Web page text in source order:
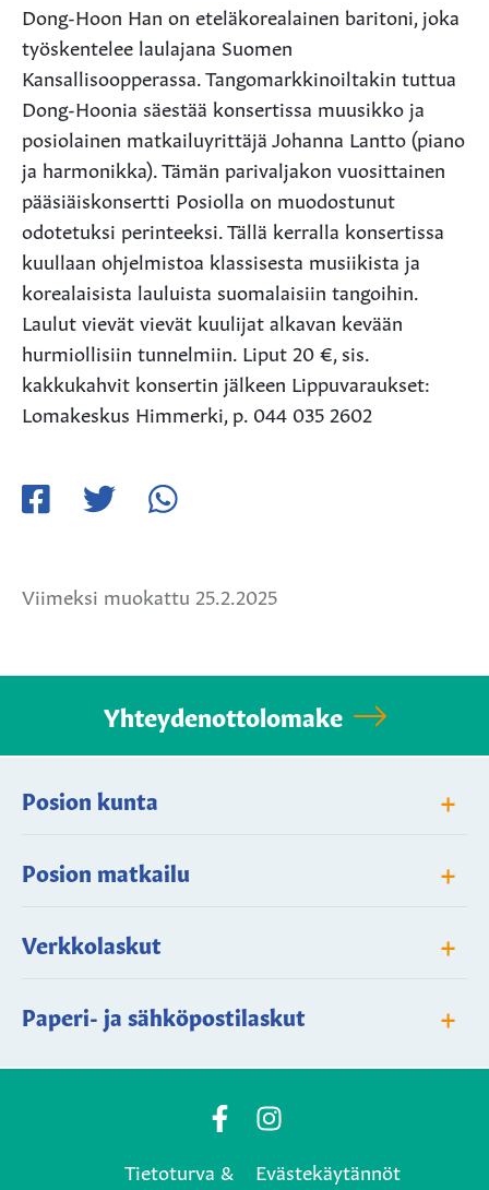
Dong-Hoon Han on eteläkorealainen baritoni, joka
työskentelee laulajana Suomen
Kansallisoopperassa. Tangomarkkinoiltakin tuttua
Dong-Hoonia säestää konsertissa muusikko ja
posiolainen matkailuyrittäjä Johanna Lantto (piano
ja harmonikka). Tämän parivaljakon vuosittainen
pääsiäiskonsertti Posiolla on muodostunut
odotetuksi perinteeksi. Tällä kerralla konsertissa
kuullaan ohjelmistoa klassisesta musiikista ja
korealaisista lauluista suomalaisiin tangoihin.
Laulut vievät vievät kuulijat alkavan kevään
hurmiollisiin tunnelmiin. Liput 20 €, sis.
kakkukahvit konsertin jälkeen Lippuvaraukset:
Lomakeskus Himmerki, p. 044 035 2602
Viimeksi muokattu 25.2.2025
Yhteydenottolomake
Posion kunta +
Posion matkailu +
Verkkolaskut +
Paperi- ja sähköpostilaskut +
Posio
Facebook
Posio
Instagram
Tietoturva &
Evästekäytännöt